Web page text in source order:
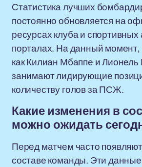
Статистика лучших
постоянно обновляется на
ресурсах клуба и спортивных
порталах. На данный момент,
как Килиан Мбаппе и
занимают лидирующие
количеству голов за ПСЖ.
Какие изменения в
можно ожидать
Перед матчем часто
составе команды. Эти